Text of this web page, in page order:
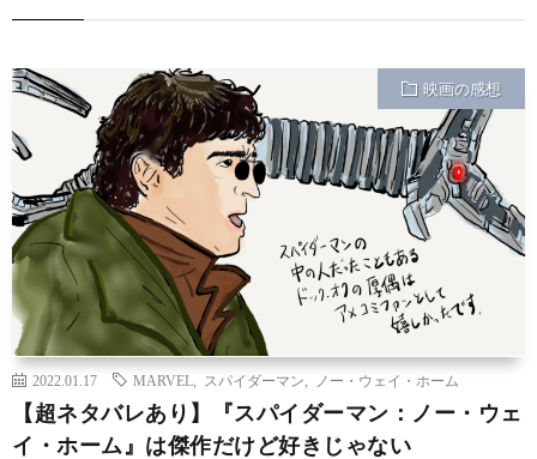
映画の感想
2022.01.17 MARVEL スパイダーマン ノー・ウェイ・ホーム
【超ネタバレあり】『スパイダーマン：ノー・ウェ
イ・ホーム』は傑作だけど好きじゃない